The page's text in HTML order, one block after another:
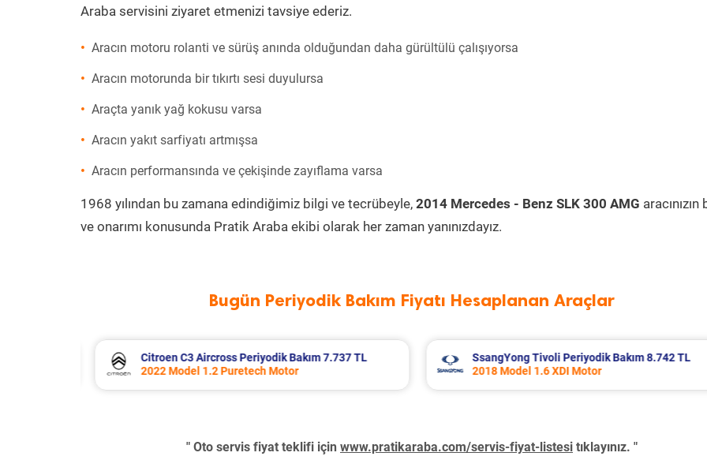
Araba servisini ziyaret etmenizi tavsiye ederiz.
Aracın motoru rolanti ve sürüş anında olduğundan daha gürültülü çalışıyorsa
Aracın motorunda bir tıkırtı sesi duyulursa
Araçta yanık yağ kokusu varsa
Aracın yakıt sarfiyatı artmışsa
Aracın performansında ve çekişinde zayıflama varsa
1968 yılından bu zamana edindiğimiz bilgi ve tecrübeyle, 2014 Mercedes - Benz SLK 300 AMG aracınızın
ve onarımı konusunda Pratik Araba ekibi olarak her zaman yanınızdayız.
Bugün Periyodik Bakım Fiyatı Hesaplanan Araçlar
SsangYong Tivoli Periyodik Bakım 8.742 TL
2018 Model 1.6 XDI Motor
Citroen C3 Periyodik Bakım 7.631 TL
2021 Model 1.2 Puretech Motor
" Oto servis fiyat teklifi için www.pratikaraba.com/servis-fiyat-listesi tıklayınız. "